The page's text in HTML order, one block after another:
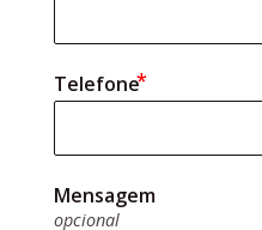
Telefone
Mensagem
opcional